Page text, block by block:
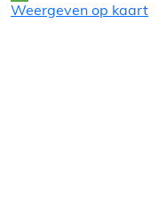
Weergeven op kaart